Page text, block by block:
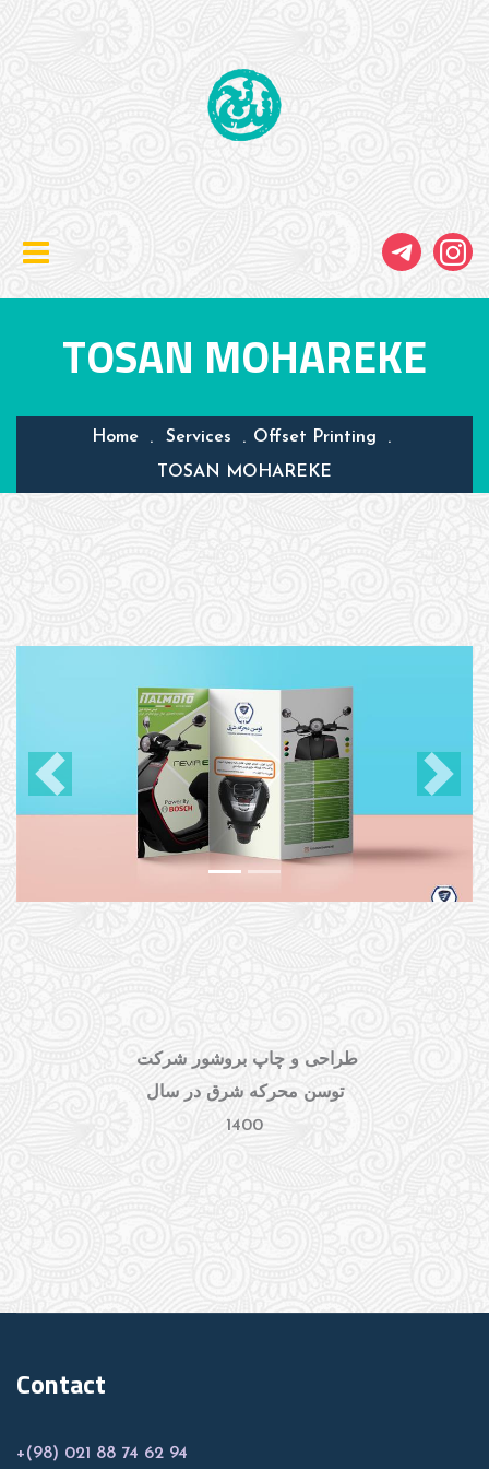
TOSAN MOHAREKE
Home Services
Offset Printing
TOSAN MOHAREKE
Previous Next
توسن محرکه شرق در سال
1400
Contact
+(98) 021 88 74 62 94